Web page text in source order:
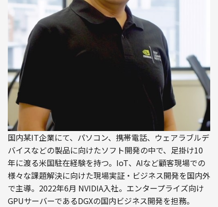
国内某IT企業にて、パソコン、携帯電話、ウェアラブルデ
バイスなどの製品に向けたソフト開発の中で、足掛け10
年に渡る米国駐在経験を持つ。IoT、AIなど顧客現場での
様々な課題解決に向けた現場実証・ビジネス開発を国内外
で主導。2022年6月 NVIDIA入社。エンタープライズ向け
GPUサーバーであるDGXの国内ビジネス開発を担務。